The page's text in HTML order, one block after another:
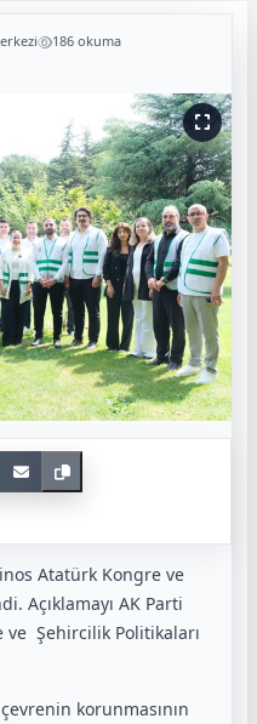
186 okuma
Atatürk Kongre ve
Açıklamayı AK Parti
ve Şehircilik Politikaları
korunmasının